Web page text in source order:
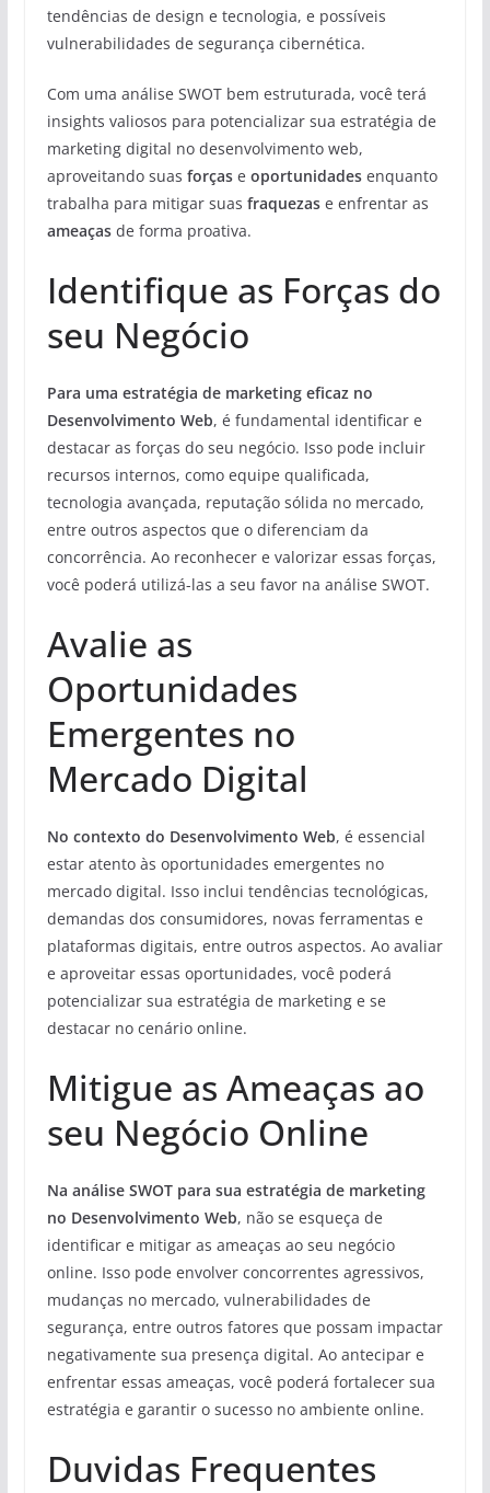
tendências de design e tecnologia, e possíveis
vulnerabilidades de segurança cibernética.
Com uma análise SWOT bem estruturada, você terá
insights valiosos para potencializar sua estratégia de
marketing digital no desenvolvimento web,
aproveitando suas forçase oportunidadesenquanto
trabalha para mitigar suas fraquezase enfrentar as
ameaçasde forma proativa.
Identifique as Forças do
seu Negócio
Para uma estratégia de marketing eficaz no
Desenvolvimento Web, é fundamental identificar e
destacar as forças do seu negócio. Isso pode incluir
recursos internos, como equipe qualificada,
tecnologia avançada, reputação sólida no mercado,
entre outros aspectos que o diferenciam da
concorrência. Ao reconhecer e valorizar essas forças,
você poderá utilizá-las a seu favor na análise SWOT.
Avalie as
Oportunidades
Emergentes no
Mercado Digital
No contexto do Desenvolvimento Web, é essencial
estar atento às oportunidades emergentes no
mercado digital. Isso inclui tendências tecnológicas,
demandas dos consumidores, novas ferramentas e
plataformas digitais, entre outros aspectos. Ao avaliar
e aproveitar essas oportunidades, você poderá
potencializar sua estratégia de marketing e se
destacar no cenário online.
Mitigue as Ameaças ao
seu Negócio Online
Na análise SWOT para sua estratégia de marketing
no Desenvolvimento Web, não se esqueça de
identificar e mitigar as ameaças ao seu negócio
online. Isso pode envolver concorrentes agressivos,
mudanças no mercado, vulnerabilidades de
segurança, entre outros fatores que possam impactar
negativamente sua presença digital. Ao antecipar e
enfrentar essas ameaças, você poderá fortalecer sua
estratégia e garantir o sucesso no ambiente online.
Duvidas Frequentes